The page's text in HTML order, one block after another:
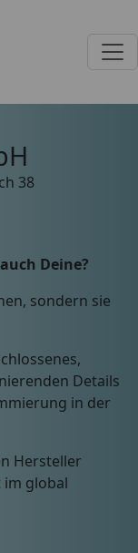
38
Deine?
sondern sie
Details
in der
Hersteller
global